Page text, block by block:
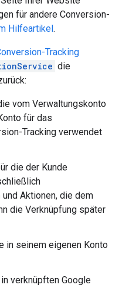
für andere Conversion-
Hilfeartikel .
Tracking
die
vom Verwaltungskonto
für das
Tracking verwendet
die der Kunde
Aktionen, die dem
die Verknüpfung später
in seinem eigenen Konto
verknüpften Google